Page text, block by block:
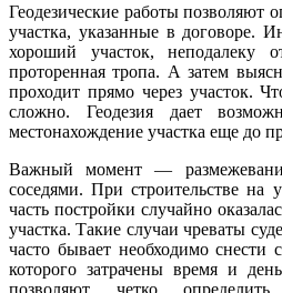
Геодезические работы позволяют
участка, указанные в договоре.
хороший участок, неподалеку
проторенная тропа. А затем
проходит прямо через участок.
сложно. Геодезия дает
местонахождение участка еще до
Важный момент —
соседями. При строительстве на
часть постройки случайно
участка. Такие случаи чреваты
часто бывает необходимо снести
которого затрачены время и
позволяют четко